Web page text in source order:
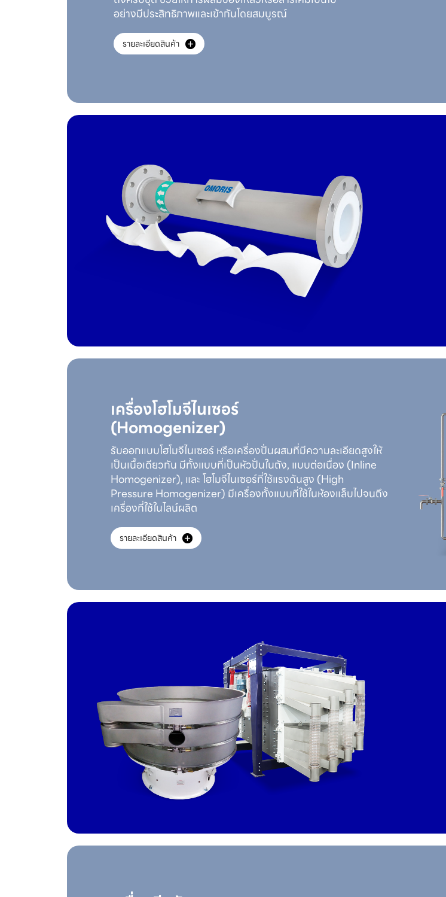
อย่างมีประสิทธิภาพและเข้ากันโดยสมบูรณ์
รายละเอียดสินค้า
เครื่องโฮโมจีไนเซอร์
(Homogenizer)
รับออกแบบโฮโมจีไนเซอร์ หรือเครื่องปั่นผสมที่มีความละเอียดสูงให้
เป็นเนื้อเดียวกัน มีทั้งแบบที่เป็นหัวปั่นในถัง, แบบต่อเนื่อง (Inline
Homogenizer), และ โฮโมจีไนเซอร์ที่ใช้แรงดันสูง (High
Pressure Homogenizer) มีเครื่องทั้งแบบที่ใช้ในห้องแล็บไปจนถึง
เครื่องที่ใช้ในไลน์ผลิต
รายละเอียดสินค้า